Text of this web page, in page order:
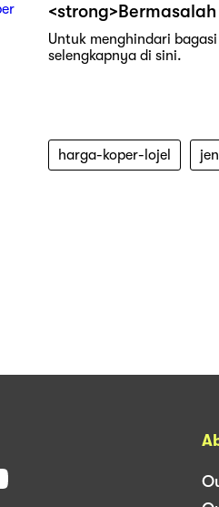
Untuk menghindari
selengkapnya di sini.
harga-koper-lojel